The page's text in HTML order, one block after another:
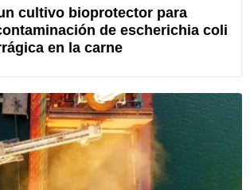
cultivo bioprotector para
de escherichia coli
en la carne